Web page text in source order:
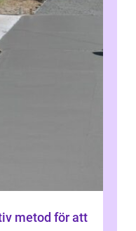
metod för att